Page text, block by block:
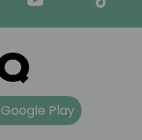
Google Play